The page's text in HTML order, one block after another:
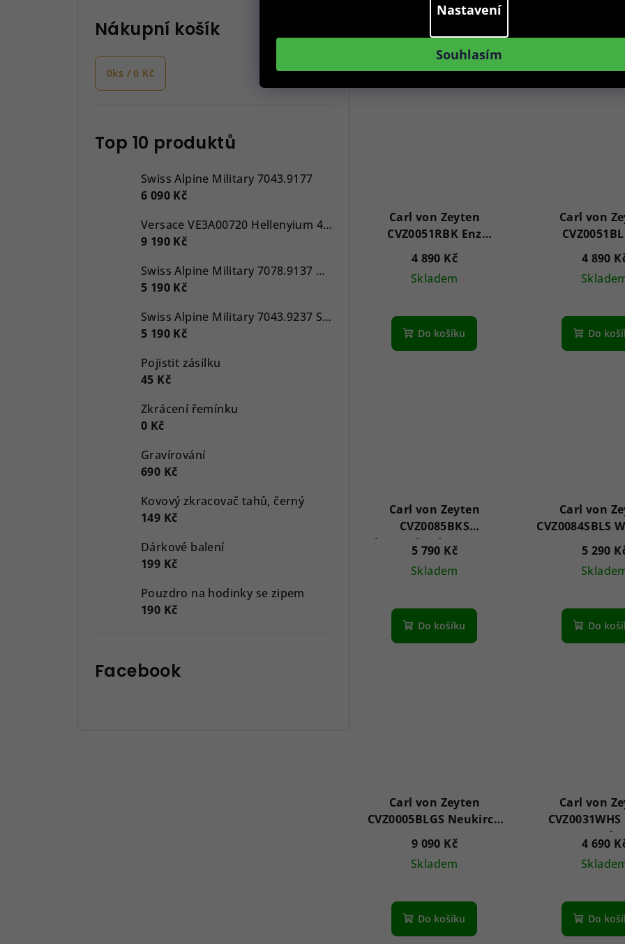
Nastavení
Souhlasím
Nákupní košík
0ks /0 Kč
Top 10 produktů
Swiss Alpine Military 7043.9177
6 090 Kč
Versace VE3A00720 Hellenyium 42mm
9 190 Kč
Swiss Alpine Military 7078.9137 Chronograph 45mm
5 190 Kč
Swiss Alpine Military 7043.9237 Star Fighter Saphirglas Chrono 46 mm
5 190 Kč
Pojistit zásilku
45 Kč
Zkrácení řemínku
0 Kč
Gravírování
690 Kč
Kovový zkracovač tahů, černý
149 Kč
Dárkové balení
199 Kč
Pouzdro na hodinky se zipem
190 Kč
Facebook
Do košíku Do
Carl von Zeyten
CVZ0051RBK Enz
Automatic 40mm 5ATM
4 890 Kč
Skladem
Do košíku
Carl von
Automatic4 890
Do
Carl von Zeyten
CVZ0085BKS
Schauinsland Automatic
Limited 46mm 5ATM
5 790 Kč
Skladem
Do košíku
Carl von
CVZ0084SBLS
Automatic
46mm
5 290
Do
Carl von Zeyten
CVZ0005BLGS Neukirch
Automatic 45mm 3ATM
9 090 Kč
Skladem
Do košíku
Carl von
Automatik
4 690
Do